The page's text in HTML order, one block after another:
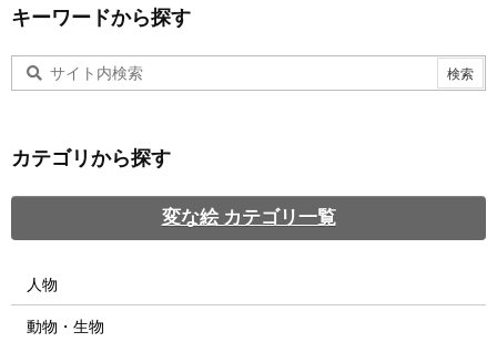
キーワードから探す
カテゴリから探す
変な絵 カテゴリ一覧
人物
動物・生物